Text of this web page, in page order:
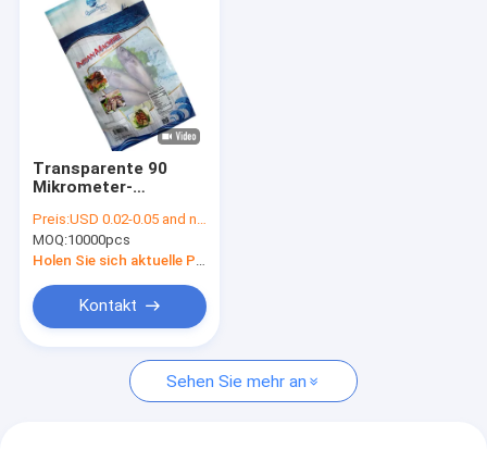
Luftpolster-Filmstreifen
Luftsäule-Kissen-Tasche
Papierkissen-Verpacken
Transparente 90
Mikrometer-
Vakuumsatz-
Taschen
Preis:USD 0.02-0.05 and negotiation
MOQ:10000pcs
Holen Sie sich aktuelle Preis
Kontakt
Sehen Sie mehr an